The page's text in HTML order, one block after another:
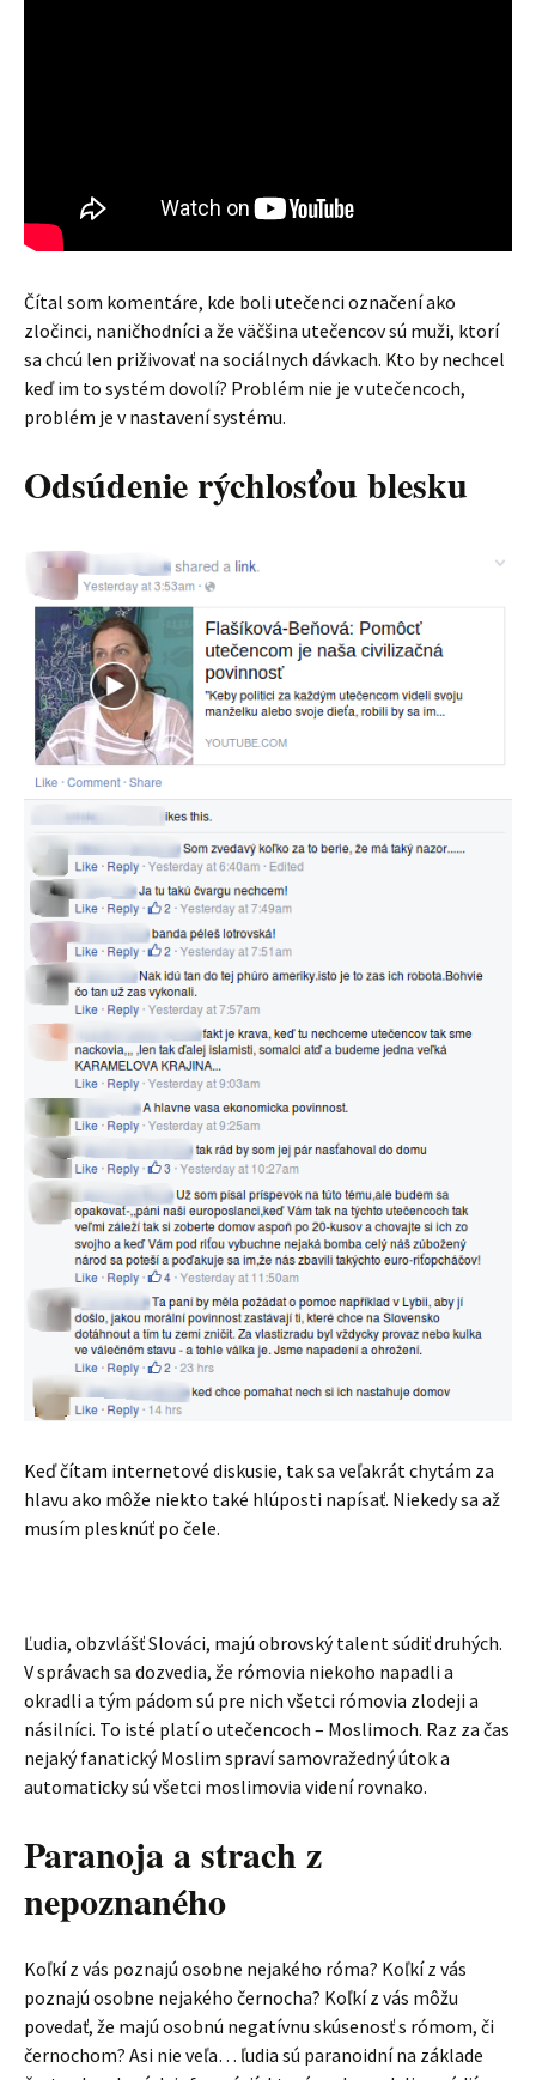
Čítal som komentáre, kde boli utečenci označení ako
zločinci, naničhodníci a že väčšina utečencov sú muži, ktorí
sa chcú len priživovať na sociálnych dávkach. Kto by nechcel
keď im to systém dovolí? Problém nie je v utečencoch,
problém je v nastavení systému.
Odsúdenie rýchlosťou blesku
Keď čítam internetové diskusie, tak sa veľakrát chytám za
hlavu ako môže niekto také hlúposti napísať. Niekedy sa až
musím plesknúť po čele.
Ľudia, obzvlášť Slováci, majú obrovský talent súdiť druhých.
V správach sa dozvedia, že rómovia niekoho napadli a
okradli a tým pádom sú pre nich všetci rómovia zlodeji a
násilníci. To isté platí o utečencoch – Moslimoch. Raz za čas
nejaký fanatický Moslim spraví samovražedný útok a
automaticky sú všetci moslimovia videní rovnako.
Paranoja a strach z
nepoznaného
Koľkí z vás poznajú osobne nejakého róma? Koľkí z vás
poznajú osobne nejakého černocha? Koľkí z vás môžu
povedať, že majú osobnú negatívnu skúsenosť s rómom, či
černochom? Asi nie veľa… ľudia sú paranoidní na základe